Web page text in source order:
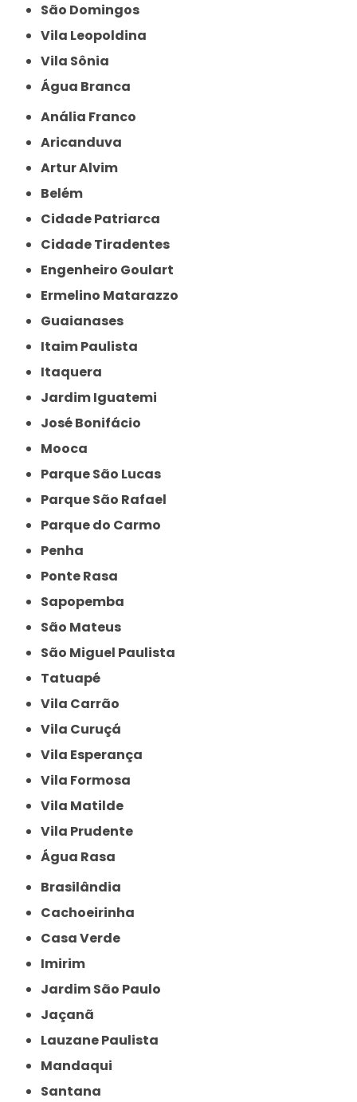
São Domingos
Vila Leopoldina
Vila Sônia
Água Branca
Anália Franco
Aricanduva
Artur Alvim
Belém
Cidade Patriarca
Cidade Tiradentes
Engenheiro Goulart
Ermelino Matarazzo
Guaianases
Itaim Paulista
Itaquera
Jardim Iguatemi
José Bonifácio
Mooca
Parque São Lucas
Parque São Rafael
Parque do Carmo
Penha
Ponte Rasa
Sapopemba
São Mateus
São Miguel Paulista
Tatuapé
Vila Carrão
Vila Curuçá
Vila Esperança
Vila Formosa
Vila Matilde
Vila Prudente
Água Rasa
Brasilândia
Cachoeirinha
Casa Verde
Imirim
Jardim São Paulo
Jaçanã
Lauzane Paulista
Mandaqui
Santana